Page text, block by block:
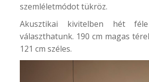
szemléletmódot tükröz.
Akusztikai kivitelben hét
választhatunk. 190 cm magas
121 cm széles.